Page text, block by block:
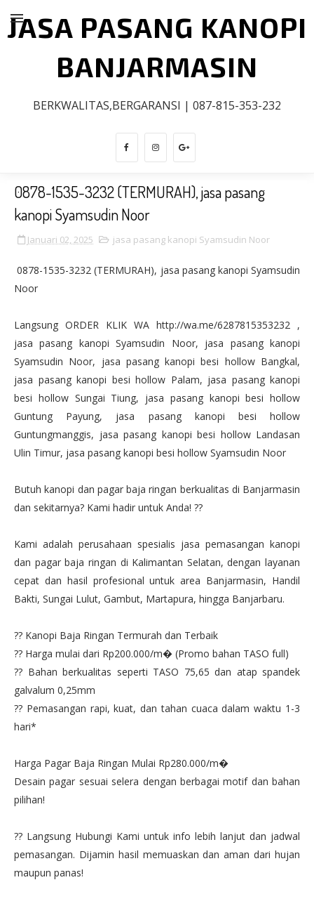
JASA PASANG KANOPI
BANJARMASIN
BERKWALITAS,BERGARANSI | 087-815-353-232
0878-1535-3232 (TERMURAH), jasa pasang
kanopi Syamsudin Noor
Januari 02, 2025 jasa pasang kanopi Syamsudin Noor
0878-1535-3232 (TERMURAH), jasa pasang kanopi Syamsudin
Noor
Langsung ORDER KLIK WA http://wa.me/6287815353232 ,
jasa pasang kanopi Syamsudin Noor, jasa pasang kanopi
Syamsudin Noor, jasa pasang kanopi besi hollow Bangkal,
jasa pasang kanopi besi hollow Palam, jasa pasang kanopi
besi hollow Sungai Tiung, jasa pasang kanopi besi hollow
Guntung Payung, jasa pasang kanopi besi hollow
Guntungmanggis, jasa pasang kanopi besi hollow Landasan
Ulin Timur, jasa pasang kanopi besi hollow Syamsudin Noor
Butuh kanopi dan pagar baja ringan berkualitas di Banjarmasin
dan sekitarnya? Kami hadir untuk Anda! ??
Kami adalah perusahaan spesialis jasa pemasangan kanopi
dan pagar baja ringan di Kalimantan Selatan, dengan layanan
cepat dan hasil profesional untuk area Banjarmasin, Handil
Bakti, Sungai Lulut, Gambut, Martapura, hingga Banjarbaru.
?? Kanopi Baja Ringan Termurah dan Terbaik
?? Harga mulai dari Rp200.000/m� (Promo bahan TASO full)
?? Bahan berkualitas seperti TASO 75,65 dan atap spandek
galvalum 0,25mm
?? Pemasangan rapi, kuat, dan tahan cuaca dalam waktu 1-3
hari*
Harga Pagar Baja Ringan Mulai Rp280.000/m�
Desain pagar sesuai selera dengan berbagai motif dan bahan
pilihan!
?? Langsung Hubungi Kami untuk info lebih lanjut dan jadwal
pemasangan. Dijamin hasil memuaskan dan aman dari hujan
maupun panas!